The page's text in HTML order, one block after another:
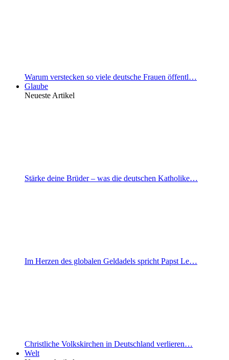
Warum verstecken so viele deutsche Frauen öffentl…
Glaube
Neueste Artikel
Stärke deine Brüder – was die deutschen Katholike…
Im Herzen des globalen Geldadels spricht Papst Le…
Christliche Volkskirchen in Deutschland verlieren…
Welt